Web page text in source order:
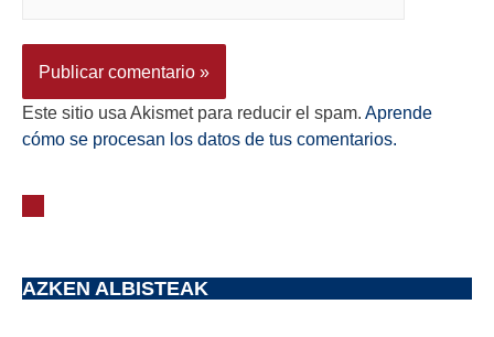
Este sitio usa Akismet para reducir el spam. Aprende
cómo se procesan los datos de tus comentarios.
AZKEN ALBISTEAK